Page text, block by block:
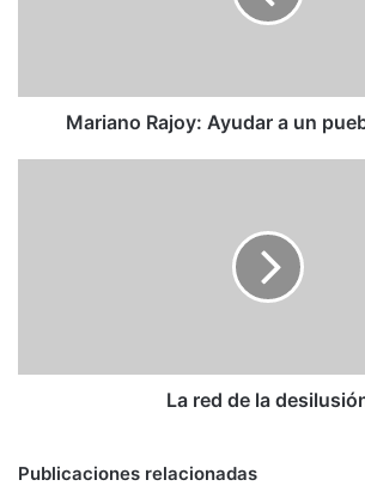
Mariano Rajoy: Ayudar a un
La red de la
Publicaciones relacionadas